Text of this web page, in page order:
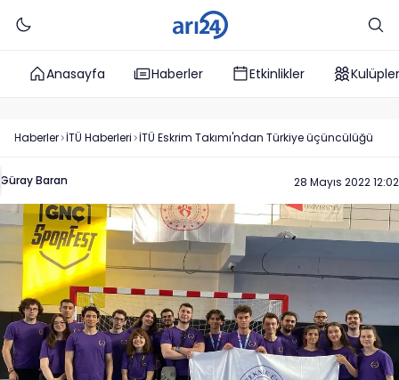
Anasayfa Haberler Etkinlikler Kulüpler
Haberler İTÜ Haberleri İTÜ Eskrim Takımı'ndan Türkiye üçüncülüğü
Güray Baran 28 Mayıs 2022 12:02